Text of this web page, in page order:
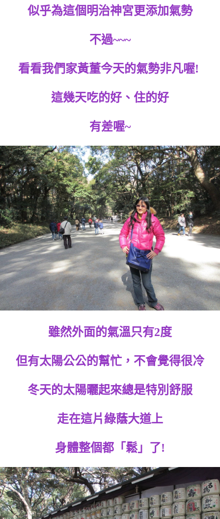
似乎為這個明治神宮更添加氣勢
不過~~~
看看我們家黃董今天的氣勢非凡喔!
這幾天吃的好、住的好
有差喔~
雖然外面的氣溫只有2度
但有太陽公公的幫忙，不會覺得很冷
冬天的太陽曬起來總是特別舒服
走在這片綠蔭大道上
身體整個都「鬆」了!